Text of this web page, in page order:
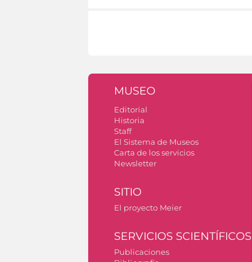
MUSEO
Editorial
Historia
Staff
El Sistema de Museos
Carta de los servicios
Newsletter
SITIO
El proyecto Meier
SERVICIOS SCIENTÍFICOS
Publicaciones